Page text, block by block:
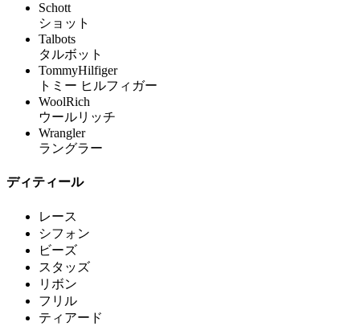
Schott
ショット
Talbots
タルボット
TommyHilfiger
トミー ヒルフィガー
WoolRich
ウールリッチ
Wrangler
ラングラー
ディティール
レース
シフォン
ビーズ
スタッズ
リボン
フリル
ティアード